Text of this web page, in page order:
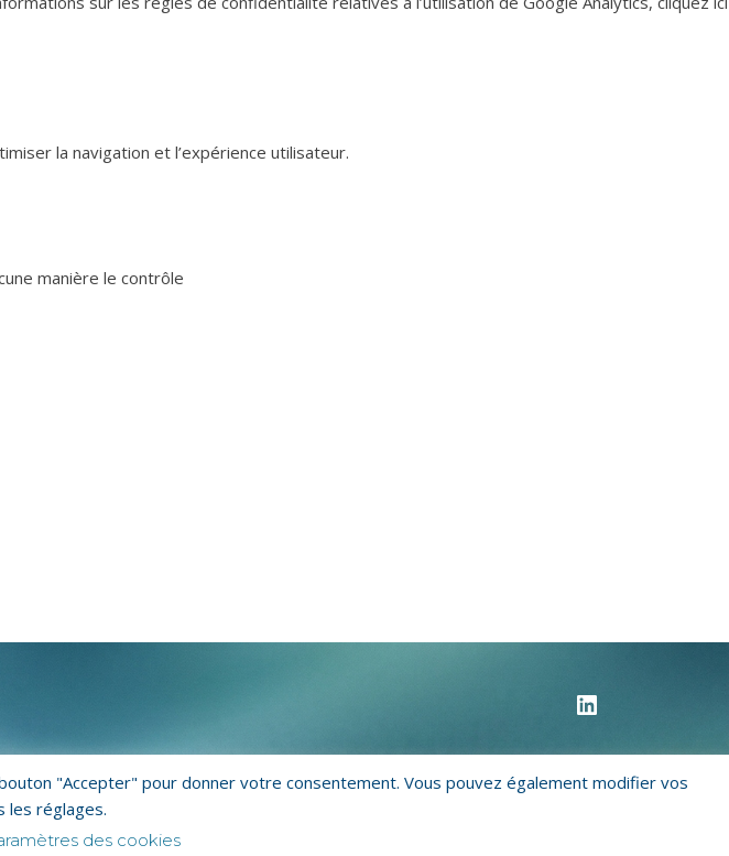
la navigation et l’expérience utilisateur.
manière le contrôle
Mentions légales
"Accepter" pour donner votre consentement. Vous pouvez également modifier vos
les réglages.
des cookies